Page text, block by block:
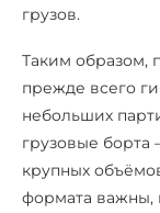
грузов.
Таким образом,
прежде всего
небольших
грузовые
крупных
формата важны,